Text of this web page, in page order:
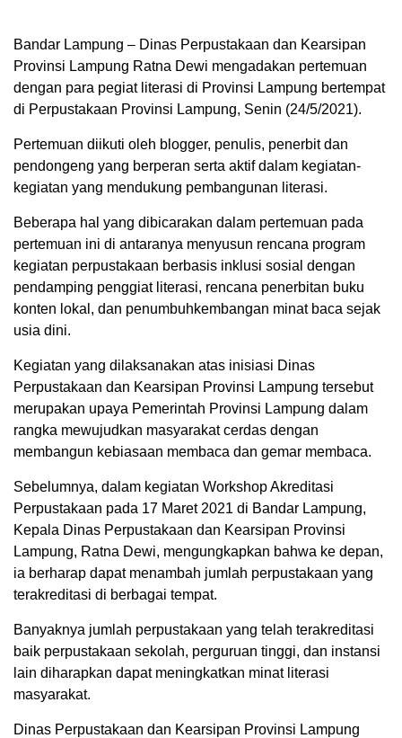
Bandar Lampung – Dinas Perpustakaan dan Kearsipan
Provinsi Lampung Ratna Dewi mengadakan pertemuan
dengan para pegiat literasi di Provinsi Lampung bertempat
di Perpustakaan Provinsi Lampung, Senin (24/5/2021).
Pertemuan diikuti oleh blogger, penulis, penerbit dan
pendongeng yang berperan serta aktif dalam kegiatan-
kegiatan yang mendukung pembangunan literasi.
Beberapa hal yang dibicarakan dalam pertemuan pada
pertemuan ini di antaranya menyusun rencana program
kegiatan perpustakaan berbasis inklusi sosial dengan
pendamping penggiat literasi, rencana penerbitan buku
konten lokal, dan penumbuhkembangan minat baca sejak
usia dini.
Kegiatan yang dilaksanakan atas inisiasi Dinas
Perpustakaan dan Kearsipan Provinsi Lampung tersebut
merupakan upaya Pemerintah Provinsi Lampung dalam
rangka mewujudkan masyarakat cerdas dengan
membangun kebiasaan membaca dan gemar membaca.
Sebelumnya, dalam kegiatan Workshop Akreditasi
Perpustakaan pada 17 Maret 2021 di Bandar Lampung,
Kepala Dinas Perpustakaan dan Kearsipan Provinsi
Lampung, Ratna Dewi, mengungkapkan bahwa ke depan,
ia berharap dapat menambah jumlah perpustakaan yang
terakreditasi di berbagai tempat.
Banyaknya jumlah perpustakaan yang telah terakreditasi
baik perpustakaan sekolah, perguruan tinggi, dan instansi
lain diharapkan dapat meningkatkan minat literasi
masyarakat.
Dinas Perpustakaan dan Kearsipan Provinsi Lampung